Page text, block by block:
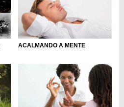
ACALMANDO A MENTE